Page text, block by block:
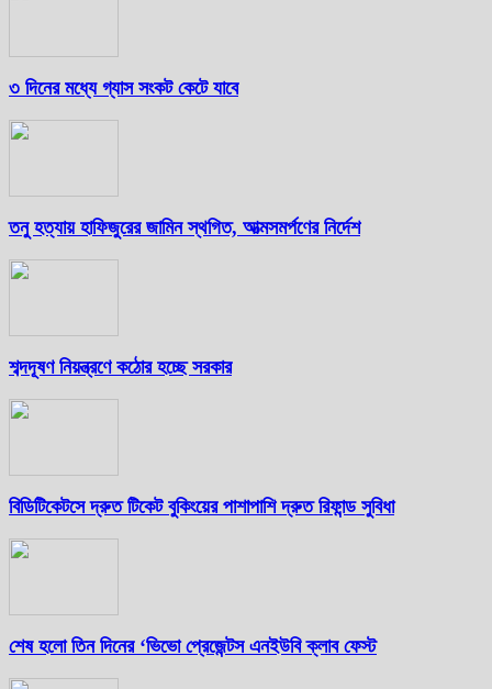
৩ দিনের মধ্যে গ্যাস সংকট কেটে যাবে
তনু হত্যায় হাফিজুরের জামিন স্থগিত, আত্মসমর্পণের নির্দেশ
শব্দদূষণ নিয়ন্ত্রণে কঠোর হচ্ছে সরকার
বিডিটিকেটসে দ্রুত টিকেট বুকিংয়ের পাশাপাশি দ্রুত রিফান্ড সুবিধা
শেষ হলো তিন দিনের ‘ভিভো প্রেজেন্টস এনইউবি ক্লাব ফেস্ট